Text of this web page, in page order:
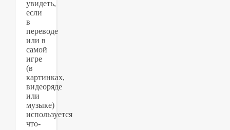
увидеть,
если
в
переводе
или в
самой
игре
(в
картинках,
видеоряде
или
музыке)
используется
что-